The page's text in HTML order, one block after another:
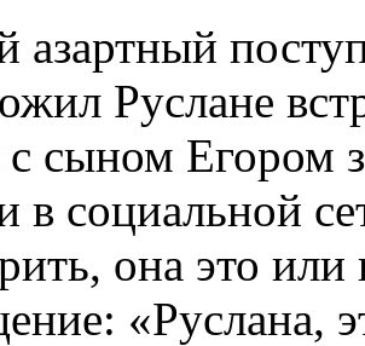
азартный
Руслане
сыном Егором
в социальной
она это
«Руслана,